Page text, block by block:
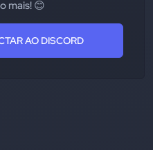
mais! 😊
AO DISCORD